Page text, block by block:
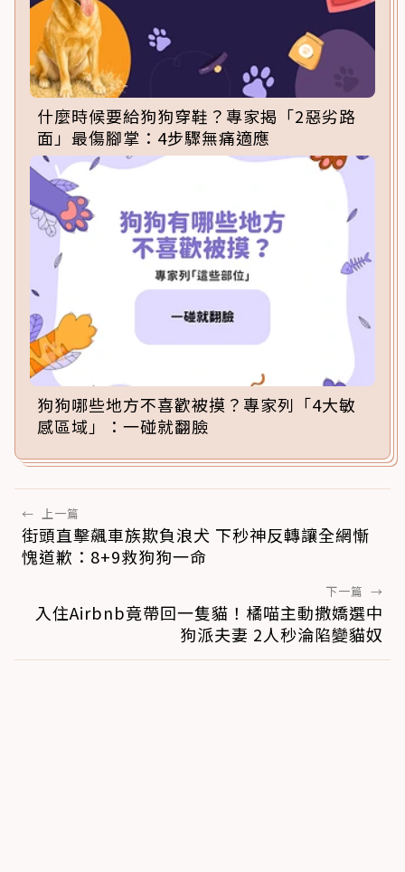
什麼時候要給狗狗穿鞋？專家揭「2惡劣路
面」最傷腳掌：4步驟無痛適應
狗狗哪些地方不喜歡被摸？專家列「4大敏
感區域」：一碰就翻臉
← 上一篇
街頭直擊飆車族欺負浪犬 下秒神反轉讓全網慚
愧道歉：8+9救狗狗一命
下一篇 →
入住Airbnb竟帶回一隻貓！橘喵主動撒嬌選中
狗派夫妻 2人秒淪陷變貓奴